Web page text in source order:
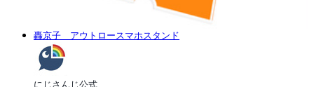
轟京子 アウトロースマホスタンド
にじさんじ公式